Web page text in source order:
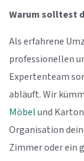
Warum solltest
Als erfahrene
professionellen
Expertenteam
abläuft. Wir
Möbelund
Organisation
Zimmer oder ein